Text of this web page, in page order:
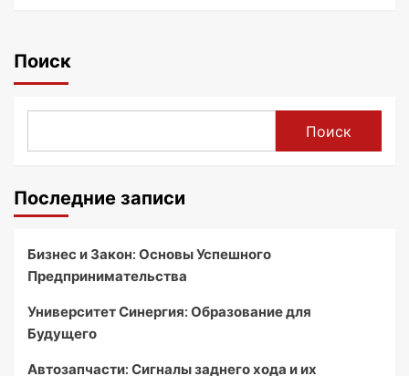
Поиск
Поиск
Последние записи
Бизнес и Закон: Основы Успешного
Предпринимательства
Университет Синергия: Образование для
Будущего
Автозапчасти: Сигналы заднего хода и их